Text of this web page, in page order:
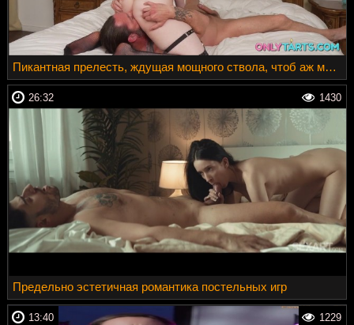
Пикантная прелесть, ждущая мощного ствола, чтоб аж мурашки побежали
1430
26:32
Предельно эстетичная романтика постельных игр
1229
13:40